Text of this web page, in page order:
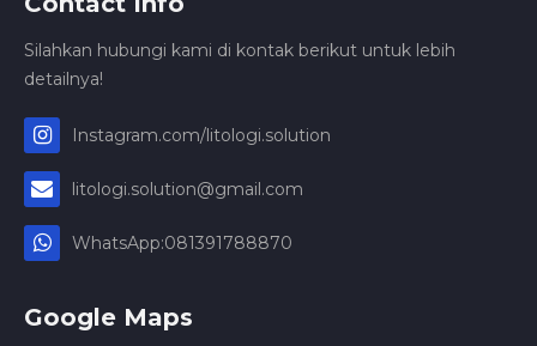
Silahkan hubungi kami di kontak berikut untuk lebih
detailnya!
Instagram.com/litologi.solution
litologi.solution@gmail.com
WhatsApp:081391788870
Google Maps